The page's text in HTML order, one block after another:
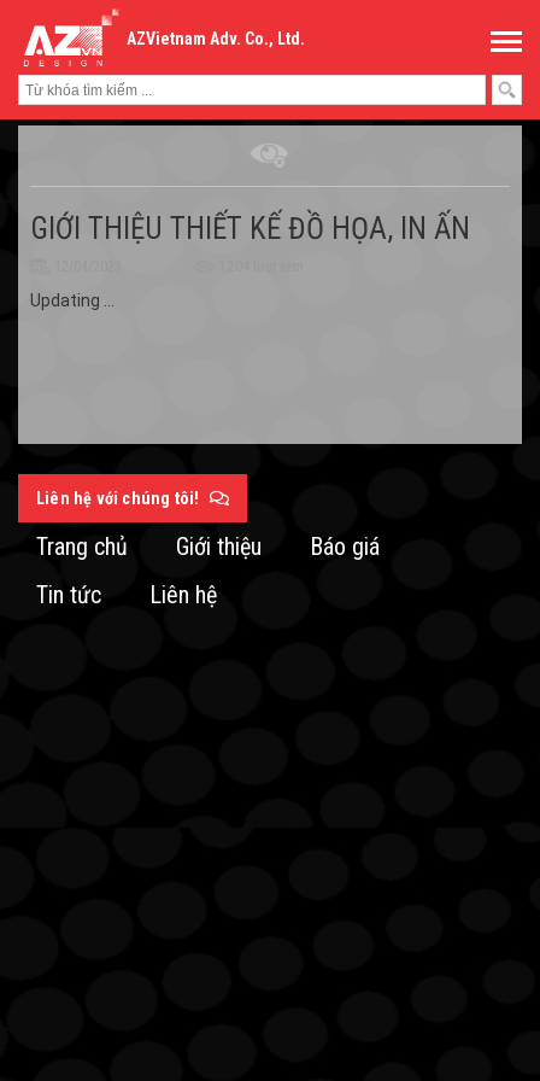
AZVietnam Adv. Co., Ltd.
GIỚI THIỆU THIẾT KẾ ĐỒ HỌA, IN ẤN
Updating ...
Liên hệ với chúng tôi!
Trang chủ Giới thiệu
Báo giá
Tin tức
Liên hệ